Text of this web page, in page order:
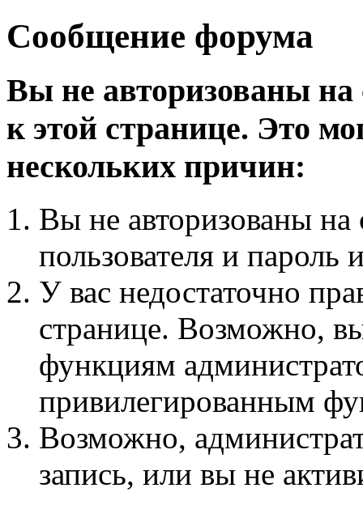
Сообщение форума
Вы не авторизованы на
к этой странице. Это
нескольких причин:
Вы не авторизованы на
пользователя и пароль
У вас недостаточно
странице. Возможно,
функциям
привилегированным
Возможно,
запись, или вы не